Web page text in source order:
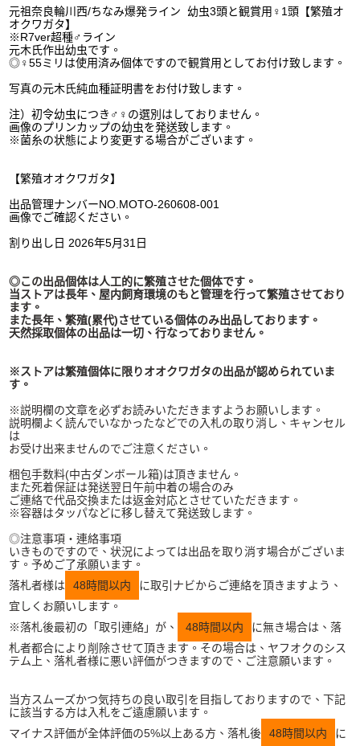
元祖奈良輪川西/ちなみ爆発ライン 幼虫3頭と観賞用♀1頭【繁殖オ
オクワガタ】
※R7ver超種♂ライン
元木氏作出幼虫です。
◎♀55ミリは使用済み個体ですので観賞用としてお付け致します。
写真の元木氏純血種証明書をお付け致します。
注）初令幼虫につき♂♀の選別はしておりません。
画像のプリンカップの幼虫を発送致します。
※菌糸の状態により変更する場合がございます。
【繁殖オオクワガタ】
出品管理ナンバーNO.MOTO-260608-001
画像でご確認ください。
割り出し日 2026年5月31日
◎この出品個体は人工的に繁殖させた個体です。
当ストアは長年、屋内飼育環境のもと管理を行って繁殖させており
ます。
また長年、繁殖(累代)させている個体のみ出品しております。
天然採取個体の出品は一切、行なっておりません。
※ストアは繁殖個体に限りオオクワガタの出品が認められていま
す。
※説明欄の文章を必ずお読みいただきますようお願いします。
説明欄よく読んでいなかったなどでの入札の取り消し、キャンセル
は
お受け出来ませんのでご注意ください。
梱包手数料(中古ダンボール箱)は頂きません。
また死着保証は発送翌日午前中着の場合のみ
ご連絡で代品交換または返金対応とさせていただきます。
※容器はタッパなどに移し替えて発送致します。
◎注意事項・連絡事項
いきものですので、状況によっては出品を取り消す場合がございま
す。予めご了承願います。
落札者様は
48時間以内
に取引ナビからご連絡を頂きますよう、
宜しくお願いします。
※落札後最初の「取引連絡」が、
48時間以内
に無き場合は、落
札者都合により削除させて頂きます。その場合は、ヤフオクのシス
テム上、落札者様に悪い評価がつきますので、ご注意願います。
当方スムーズかつ気持ちの良い取引を目指しておりますので、下記
に該当する方は入札をご遠慮願います。
マイナス評価が全体評価の5%以上ある方、落札後
48時間以内
に